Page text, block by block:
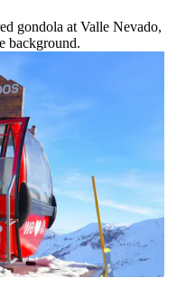
gondola at Valle Nevado,
background.